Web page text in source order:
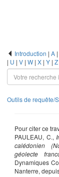
Introduction |A |
| U | V| W| X| Y| Z
Outils de requête/
Pour citer ce
PAULEAU, C.,
calédonien
géolecte
Dynamiques
Nanterre,